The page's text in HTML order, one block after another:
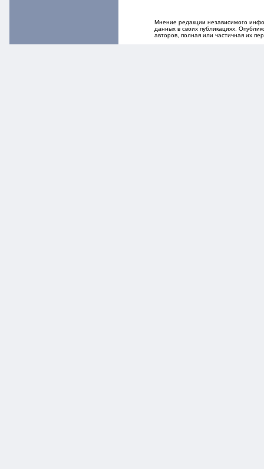
Мнение редакции независимого
данных в своих публикациях.
авторов, полная или частичная их